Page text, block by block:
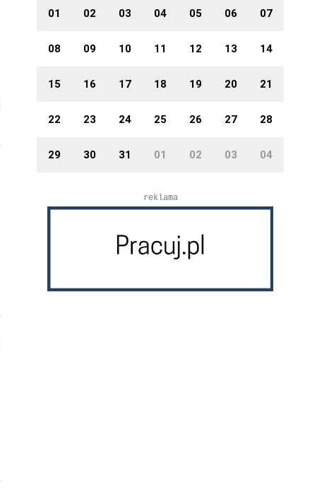
01 02 03 04 05 06 07
08 09 10 11 12 13 14
15 16 17 18 19 20 21
22 23 24 25 26 27 28
29 30 31 01 02 03 04
reklama